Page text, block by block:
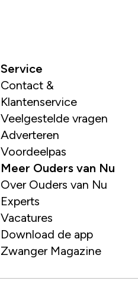
Service
Contact &
Klantenservice
Veelgestelde vragen
Adverteren
Voordeelpas
Meer Ouders van Nu
Over Ouders van Nu
Experts
Vacatures
Download de app
Zwanger Magazine